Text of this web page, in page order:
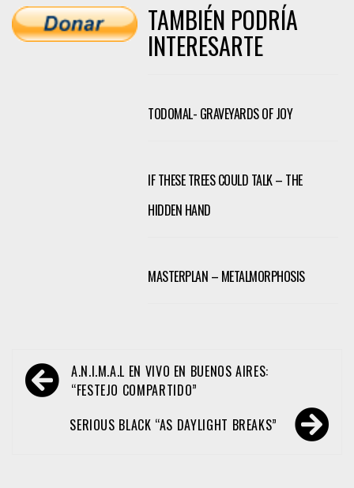
TAMBIÉN PODRÍA
INTERESARTE
TODOMAL- GRAVEYARDS OF JOY
IF THESE TREES COULD TALK – THE
HIDDEN HAND
MASTERPLAN – METALMORPHOSIS
Navegación
de
entradas
A.N.I.M.A.L EN VIVO EN BUENOS AIRES:
“FESTEJO COMPARTIDO”
SERIOUS BLACK “AS DAYLIGHT BREAKS”